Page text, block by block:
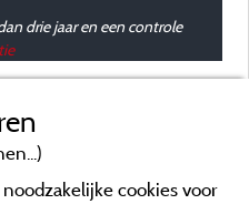
drie jaar en een controle
cookies voor